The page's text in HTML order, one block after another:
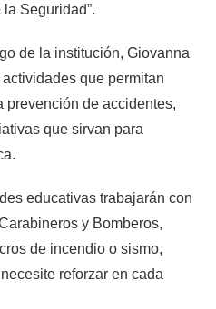
Seguridad”.
de la institución, Giovanna
que permitan
prevención de accidentes,
que sirvan para
educativas trabajarán con
y Bomberos,
de incendio o sismo,
reforzar en cada